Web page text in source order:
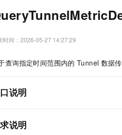
时间： 2026-05-27 14:27:29
查询指定时间范围内的 Tunnel 数据
说明
说明
本生成
Max HOT
Plus
VL-Plus
算 FC
析的企业级SaaS模式云数据仓库
对象
10分钟微调：让0.6B模型媲美235B模型
署网站，快速应用到小程序
通义
荐返现计划
属算力普惠，学生认证享300元代金券
用
取价值200元试用点，立即开启云上创新
阿里
本管理 价
国际版订阅
域
OCR
型销售与服务生态合作计划
务
区
规
报告
大赛
看见